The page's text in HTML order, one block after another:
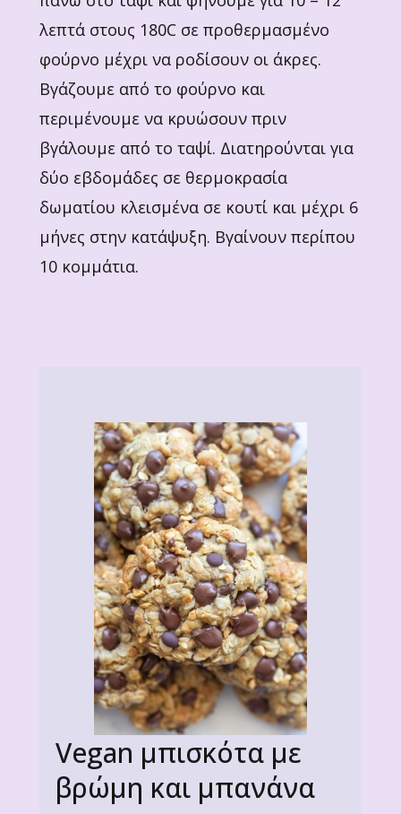
λεπτά στους 180C σε προθερμασμένο
φούρνο μέχρι να ροδίσουν οι άκρες.
Βγάζουμε από το φούρνο και
περιμένουμε να κρυώσουν πριν
βγάλουμε από το ταψί. Διατηρούνται για
δύο εβδομάδες σε θερμοκρασία
δωματίου κλεισμένα σε κουτί και μέχρι 6
μήνες στην κατάψυξη. Βγαίνουν περίπου
10 κομμάτια.
Vegan μπισκότα με
βρώμη και μπανάνα